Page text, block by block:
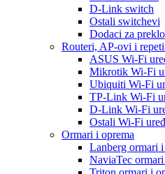
D-Link switch
Ostali switchevi
Dodaci za
Routeri, AP-ovi i
ASUS Wi-Fi
Mikrotik Wi-Fi
Ubiquiti Wi-Fi
TP-Link Wi-Fi
D-Link Wi-Fi
Ostali Wi-Fi
Ormari i oprema
Lanberg ormari i
NaviaTec